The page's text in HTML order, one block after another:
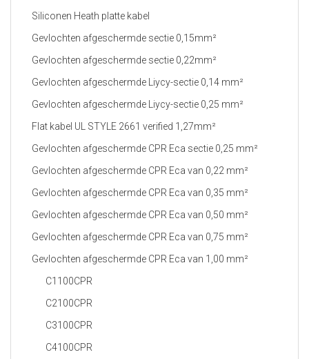
Siliconen Heath platte kabel
Gevlochten afgeschermde sectie 0,15mm²
Gevlochten afgeschermde sectie 0,22mm²
Gevlochten afgeschermde Liycy-sectie 0,14 mm²
Gevlochten afgeschermde Liycy-sectie 0,25 mm²
Flat kabel UL STYLE 2661 verified 1,27mm²
Gevlochten afgeschermde CPR Eca sectie 0,25 mm²
Gevlochten afgeschermde CPR Eca van 0,22 mm²
Gevlochten afgeschermde CPR Eca van 0,35 mm²
Gevlochten afgeschermde CPR Eca van 0,50 mm²
Gevlochten afgeschermde CPR Eca van 0,75 mm²
Gevlochten afgeschermde CPR Eca van 1,00 mm²
C1100CPR
C2100CPR
C3100CPR
C4100CPR